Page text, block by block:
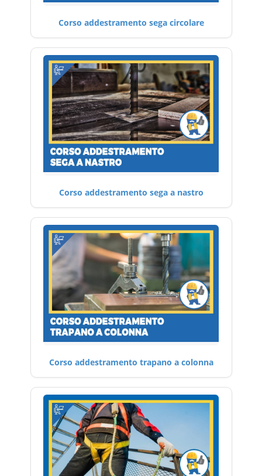
Corso addestramento sega circolare
Corso addestramento sega a nastro
Corso addestramento trapano a colonna